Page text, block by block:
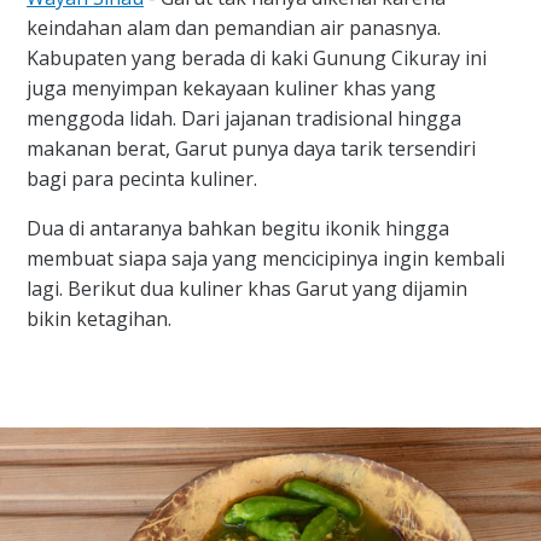
keindahan alam dan pemandian air panasnya.
Kabupaten yang berada di kaki Gunung Cikuray ini
juga menyimpan kekayaan kuliner khas yang
menggoda lidah. Dari jajanan tradisional hingga
makanan berat, Garut punya daya tarik tersendiri
bagi para pecinta kuliner.
Dua di antaranya bahkan begitu ikonik hingga
membuat siapa saja yang mencicipinya ingin kembali
lagi. Berikut dua kuliner khas Garut yang dijamin
bikin ketagihan.